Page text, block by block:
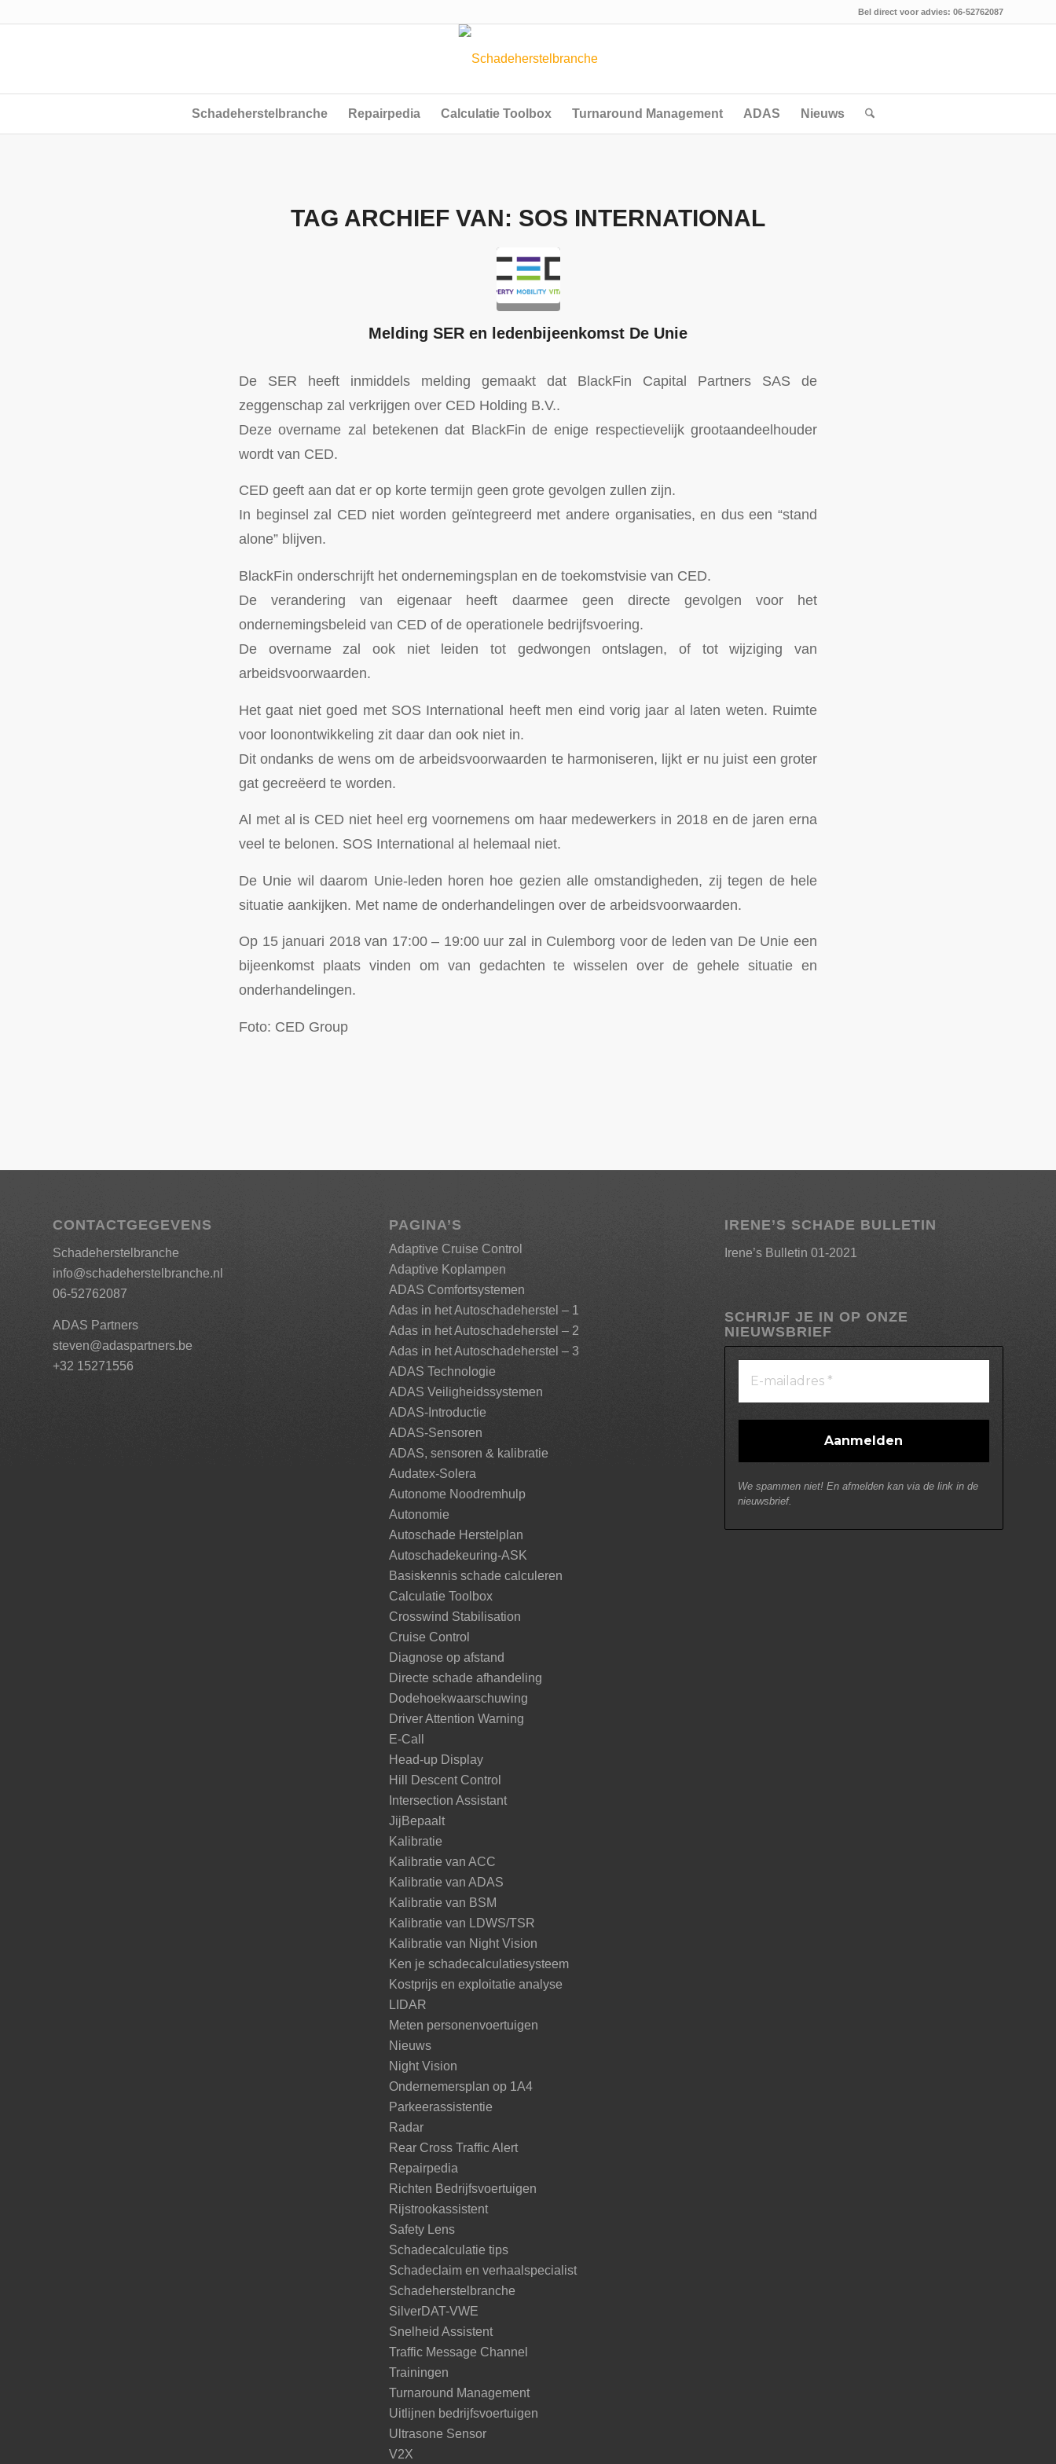
Bel direct voor advies: 06-52762087
Schadeherstelbranche Repairpedia Calculatie Toolbox Turnaround Management ADAS Nieuws
TAG ARCHIEF VAN: SOS INTERNATIONAL
Melding SER en ledenbijeenkomst De Unie
De SER heeft inmiddels melding gemaakt dat BlackFin Capital Partners SAS de
zeggenschap zal verkrijgen over CED Holding B.V..
Deze overname zal betekenen dat BlackFin de enige respectievelijk grootaandeelhouder
wordt van CED.
CED geeft aan dat er op korte termijn geen grote gevolgen zullen zijn.
In beginsel zal CED niet worden geïntegreerd met andere organisaties, en dus een “stand
alone” blijven.
BlackFin onderschrijft het ondernemingsplan en de toekomstvisie van CED.
De verandering van eigenaar heeft daarmee geen directe gevolgen voor het
ondernemingsbeleid van CED of de operationele bedrijfsvoering.
De overname zal ook niet leiden tot gedwongen ontslagen, of tot wijziging van
arbeidsvoorwaarden.
Het gaat niet goed met SOS International heeft men eind vorig jaar al laten weten. Ruimte
voor loonontwikkeling zit daar dan ook niet in.
Dit ondanks de wens om de arbeidsvoorwaarden te harmoniseren, lijkt er nu juist een groter
gat gecreëerd te worden.
Al met al is CED niet heel erg voornemens om haar medewerkers in 2018 en de jaren erna
veel te belonen. SOS International al helemaal niet.
De Unie wil daarom Unie-leden horen hoe gezien alle omstandigheden, zij tegen de hele
situatie aankijken. Met name de onderhandelingen over de arbeidsvoorwaarden.
Op 15 januari 2018 van 17:00 – 19:00 uur zal in Culemborg voor de leden van De Unie een
bijeenkomst plaats vinden om van gedachten te wisselen over de gehele situatie en
onderhandelingen.
Foto: CED Group
CONTACTGEGEVENS
Schadeherstelbranche
info@schadeherstelbranche.nl
06-52762087
ADAS Partners
steven@adaspartners.be
+32 15271556
PAGINA’S
Adaptive Cruise Control
Adaptive Koplampen
ADAS Comfortsystemen
Adas in het Autoschadeherstel – 1
Adas in het Autoschadeherstel – 2
Adas in het Autoschadeherstel – 3
ADAS Technologie
ADAS Veiligheidssystemen
ADAS-Introductie
ADAS-Sensoren
ADAS, sensoren & kalibratie
Audatex-Solera
Autonome Noodremhulp
Autonomie
Autoschade Herstelplan
Autoschadekeuring-ASK
Basiskennis schade calculeren
Calculatie Toolbox
Crosswind Stabilisation
Cruise Control
Diagnose op afstand
Directe schade afhandeling
Dodehoekwaarschuwing
Driver Attention Warning
E-Call
Head-up Display
Hill Descent Control
Intersection Assistant
JijBepaalt
Kalibratie
Kalibratie van ACC
Kalibratie van ADAS
Kalibratie van BSM
Kalibratie van LDWS/TSR
Kalibratie van Night Vision
Ken je schadecalculatiesysteem
Kostprijs en exploitatie analyse
LIDAR
Meten personenvoertuigen
Nieuws
Night Vision
Ondernemersplan op 1A4
Parkeerassistentie
Radar
Rear Cross Traffic Alert
Repairpedia
Richten Bedrijfsvoertuigen
Rijstrookassistent
Safety Lens
Schadecalculatie tips
Schadeclaim en verhaalspecialist
Schadeherstelbranche
SilverDAT-VWE
Snelheid Assistent
Traffic Message Channel
Trainingen
Turnaround Management
Uitlijnen bedrijfsvoertuigen
Ultrasone Sensor
V2X
IRENE’S SCHADE BULLETIN
Irene’s Bulletin 01-2021
SCHRIJF JE IN OP ONZE
NIEUWSBRIEF
We spammen niet! En afmelden kan via de link in de
nieuwsbrief.